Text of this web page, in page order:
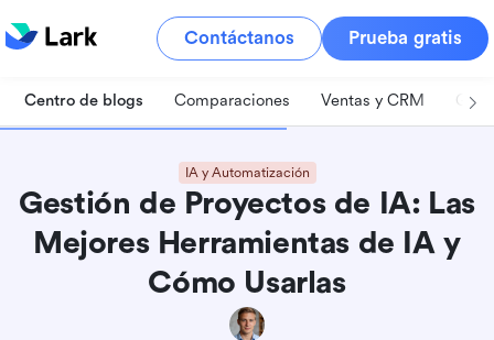
Contáctanos Prueba gratis
Centro de blogs Comparaciones Ventas y CRM
IA y Automatización
Gestión de Proyectos de IA: Las
Mejores Herramientas de IA y
Cómo Usarlas